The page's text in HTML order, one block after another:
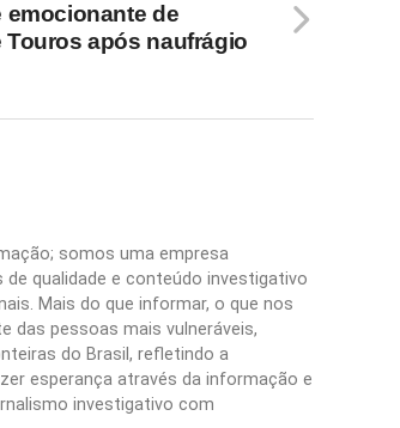
emocionante de
após naufrágio
somos uma empresa
qualidade e conteúdo investigativo
Mais do que informar, o que nos
das pessoas mais vulneráveis,
do Brasil, refletindo a
esperança através da informação e
investigativo com